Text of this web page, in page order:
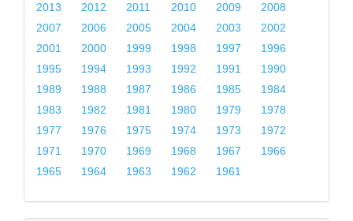
2013
2012 2011 2010 2009
2008
2007
2006 2005 2004 2003
2002
2001
2000 1999 1998 1997
1996
1995
1994 1993 1992 1991
1990
1989
1988 1987 1986 1985
1984
1983
1982 1981 1980 1979
1978
1977
1976 1975 1974 1973
1972
1971
1970 1969 1968 1967
1966
1965
1964 1963 1962 1961